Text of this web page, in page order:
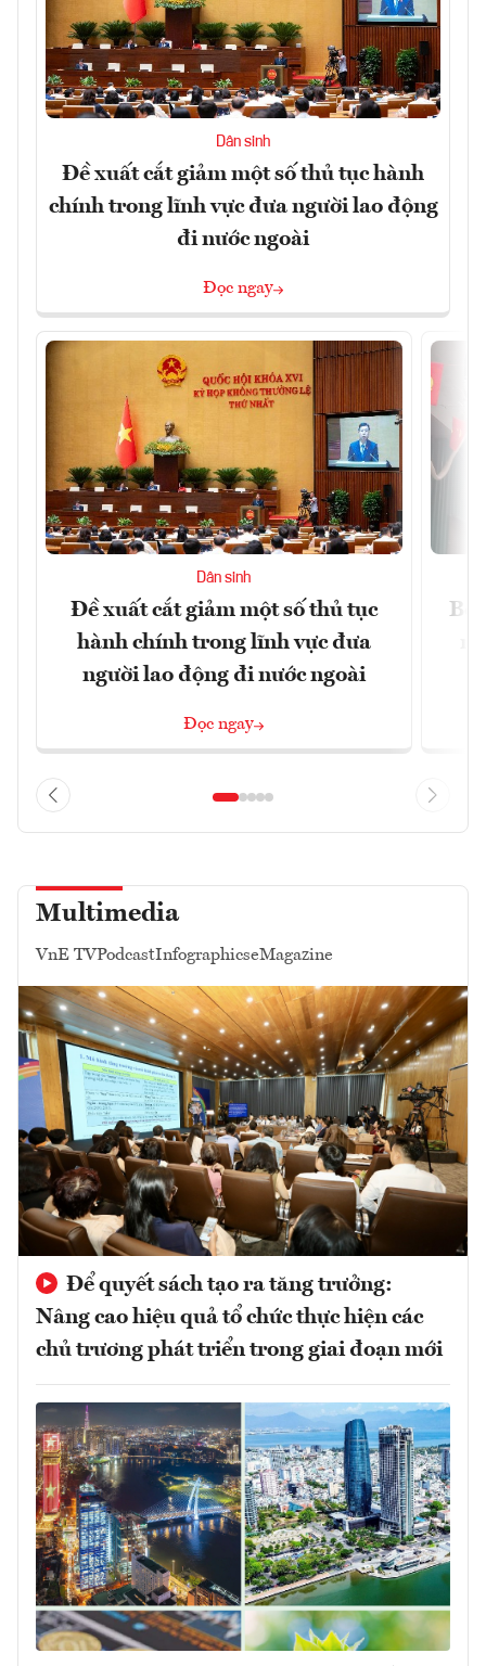
Dân sinh
Đề xuất cắt giảm một số thủ tục hành
chính trong lĩnh vực đưa người lao động
đi nước ngoài
Đọc ngay
Dân sinh
Đề xuất cắt giảm một số thủ tục
hành chính trong lĩnh vực đưa
người lao động đi nước ngoài
Đọc ngay
Bộ
Multimedia
VnE TVPodcastInfographicseMagazine
Để quyết sách tạo ra tăng trưởng:
Nâng cao hiệu quả tổ chức thực hiện các
chủ trương phát triển trong giai đoạn mới